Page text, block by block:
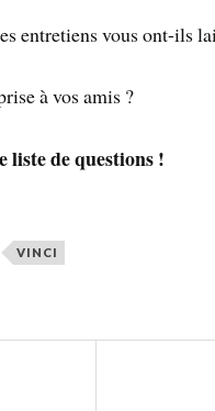
entretiens vous ont-ils
à vos amis ?
liste de questions !
VINCI